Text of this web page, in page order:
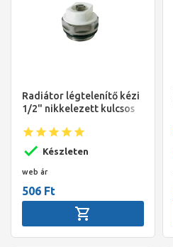
Radiátor légtelenítő kézi
1/2" nikkelezett kulcsos
Készleten
web ár
506 Ft